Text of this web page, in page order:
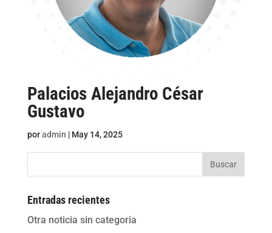
Palacios Alejandro César
Gustavo
poradmin | May 14, 2025
Buscar
Entradas recientes
Otra noticia sin categoria